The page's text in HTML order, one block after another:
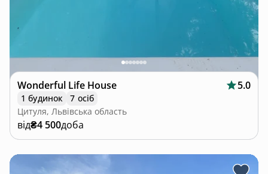
Wonderful Life House 5.0
1 будинок
7 осіб
Цитуля, Львівська область
від₴4 500доба